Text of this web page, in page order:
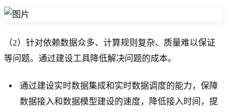
（2）针对依赖数据众多、计算规则复杂、质量难以保证
等问题。通过建设工具降低解决问题的成本。
通过建设实时数据集成和实时数据调度的能力，保障
数据接入和数据模型建设的速度，降低接入时间，提